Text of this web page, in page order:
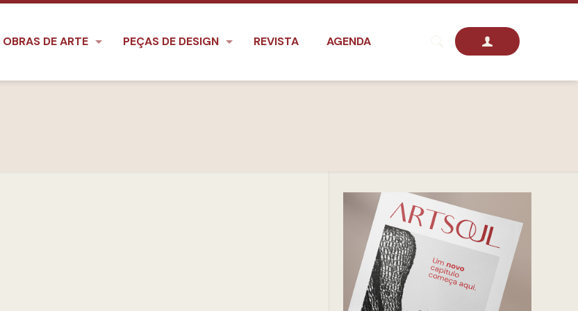
OBRAS DE ARTE PEÇAS DE DESIGN REVISTA AGENDA